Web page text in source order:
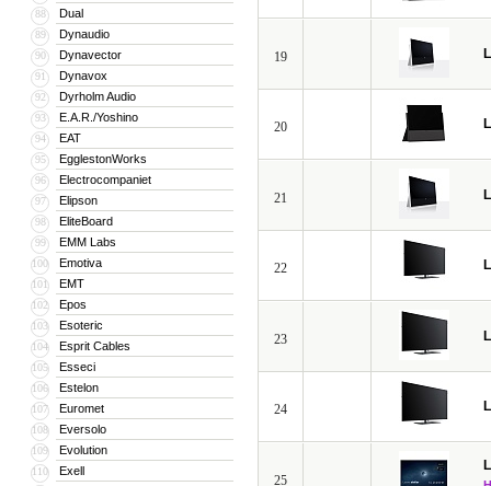
88 Dual
89 Dynaudio
90 Dynavector
91 Dynavox
92 Dyrholm Audio
93 E.A.R./Yoshino
94 EAT
95 EgglestonWorks
96 Electrocompaniet
97 Elipson
98 EliteBoard
99 EMM Labs
100 Emotiva
101 EMT
102 Epos
103 Esoteric
104 Esprit Cables
105 Esseci
106 Estelon
107 Euromet
108 Eversolo
109 Evolution
110 Exell
19
20
21
22
23
24
25